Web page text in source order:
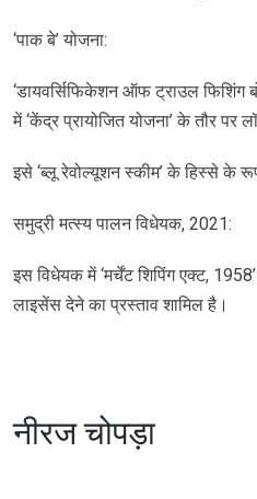
‘पाक बे’ योजना:
‘डायवर्सिफिकेशन ऑफ ट्राउल फिशिंग
में ‘केंद्र प्रायोजित योजना’ के तौर पर
इसे ‘ब्लू रेवोल्यूशन स्कीम’ के हिस्से के
समुद्री मत्स्य पालन विधेयक, 2021:
इस विधेयक में ‘मर्चेंट शिपिंग एक्ट,
लाइसेंस देने का प्रस्ताव शामिल है।
नीरज चोपड़ा